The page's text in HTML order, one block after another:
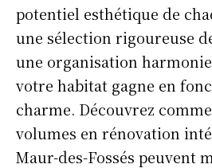
potentiel esthétique de
une sélection rigoureuse
une organisation
votre habitat gagne en
charme. Découvrez
volumes en rénovation
Maur-des-Fossés peuvent